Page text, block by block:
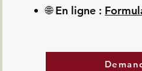
🌐 En ligne :